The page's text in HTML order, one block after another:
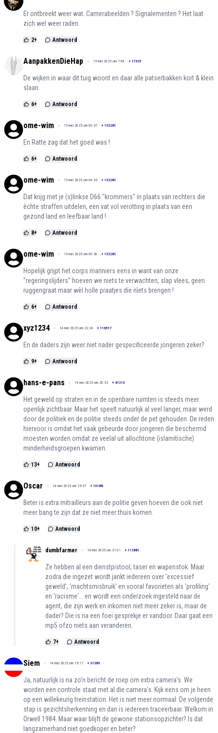
Er ontbreekt weer wat. Camerabeelden ? Signalementen ? Het laat
zich wel weer raden.
2+ Antwoord
AanpakkenDieHap 15 mei 2025 om 7:08 + 17325
De wijken in waar dit tuig woont en daar alle patserbakken kort & klein
slaan.
6+ Antwoord
ome-wim 15 mei 2025 om 00:37 + 132281
En Ratte zag dat het goed was !
6+ Antwoord
ome-wim 15 mei 2025 om 00:35 + 132281
Dat krijg met je (s)linkse D66 "krommers" in plaats van rechters die
èchte straffen uitdelen, een vat vol verotting in plaats van een
gezond land en leefbaar land !
8+ Antwoord
ome-wim 15 mei 2025 om 00:28 + 132281
Hopelijk grijpt het corps mariniers eens in want van onze
"regeringslijders" hoeven we niets te verwachten, slap vlees, geen
ruggengraat maar wèl holle praatjes die nìets brengen !
6+ Antwoord
xyz1234 14 mei 2025 om 22:24 + 116517
En de daders zijn weer niet nader gespecificeerde jongeren zeker?
9+ Antwoord
hans-e-pans 14 mei 2025 om 20:52 + 41213
Het geweld op straten en in de openbare ruimten is steeds meer
openlijk zichtbaar. Maar het speelt natuurlijk al veel langer, maar werd
door de politiek en de politie steeds onder de pet gehouden. De reden
hiervoor is omdat het vaak gebeurde door jongeren die beschermd
moesten worden omdat ze veelal uit allochtone (islamitische)
minderheidsgroepen kwamen.
13+ Antwoord
Oscar 14 mei 2025 om 19:37 + 10188
Beter is extra mitrailleurs aan de politie geven hoeven die ook niet
meer bang te zijn dat ze niet meer thuis komen.
10+ Antwoord
dumbfarmer 14 mei 2025 om 21:01 + 112881
Ze hebben al een dienstpistool, taser en wapenstok. Maar
zodra die ingezet wordt jankt iedereen over 'excessief
geweld', 'machtsmisbruik' en vooral favorieten als 'profiling'
en 'racisme'... en wordt een onderzoek ingesteld naar de
agent, die zijn werk en inkomen niet meer zeker is, maar de
dader? Die is na een foei gesprekje er vandoor. Daar gaat een
mp5 ofzo niets aan veranderen.
7+ Antwoord
Siem 14 mei 2025 om 19:17 + 31389
Ja, natuurlijk is na zo'n bericht de roep om extra camera's. We
worden een controle staat met al die camera's. Kijk eens om je heen
op een willekeurig treinstation. Het is niet meer normaal. De volgende
stap is gezichtsherkenning en dan is iedereen traceerbaar. Welkom in
Orwell 1984. Maar waar blijft de gewone stationsopzichter? Is dat
langzamerhand niet goedkoper en beter?